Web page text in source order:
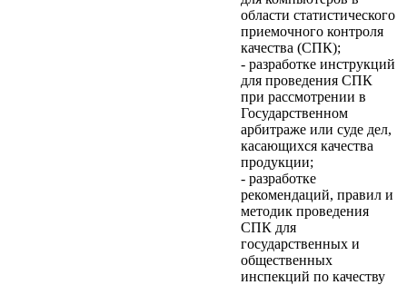
области статистического
приемочного контроля
качества (СПК);
- разработке инструкций
для проведения СПК
при рассмотрении в
Государственном
арбитраже или суде дел,
касающихся качества
продукции;
- разработке
рекомендаций, правил и
методик проведения
СПК для
государственных и
общественных
инспекций по качеству